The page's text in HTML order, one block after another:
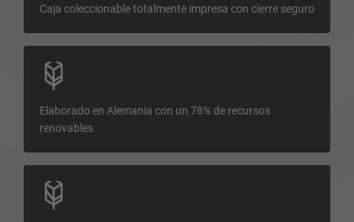
Caja coleccionable totalmente impresa con cierre seguro
Elaborado en Alemania con un 78% de recursos
renovables